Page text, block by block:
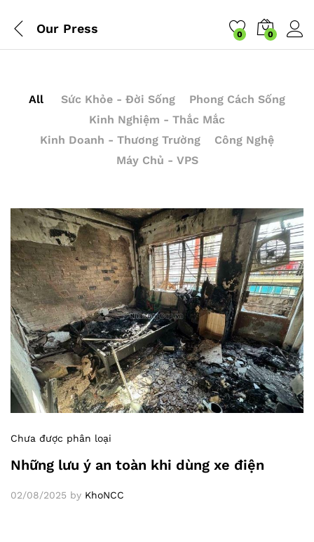
Our Press 0 0
All Sức Khỏe - Đời Sống
Phong Cách Sống
Kinh Nghiệm - Thắc Mắc
Kinh Doanh - Thương Trường
Công Nghệ
Máy Chủ - VPS
Chưa được phân loại
Những lưu ý an toàn khi dùng xe điện
02/08/2025 by KhoNCC